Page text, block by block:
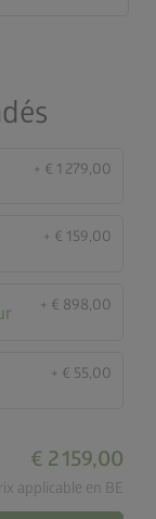
+ € 1 279,00
+ € 159,00
+ € 898,00
+ € 55,00
€ 2 159,00
applicable en BE